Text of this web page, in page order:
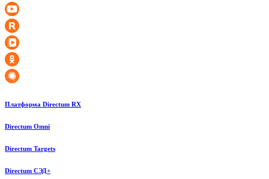
Платформа Directum RX
Directum Omni
Directum Targets
Directum СЭД+